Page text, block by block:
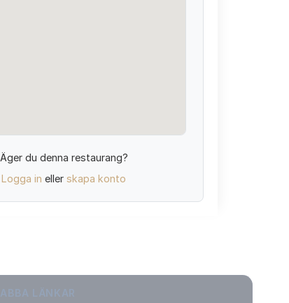
Äger du denna restaurang?
Logga in eller skapa konto